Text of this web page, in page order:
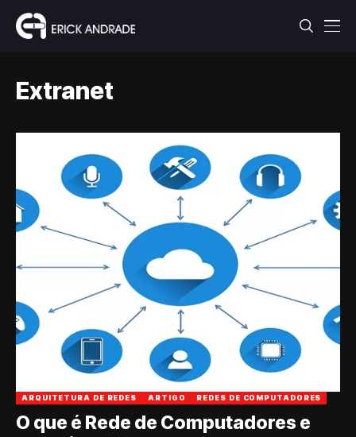
Extranet
ARQUITETURA DE REDES ARTIGO REDES DE COMPUTADORES
O que é Rede de Computadores e